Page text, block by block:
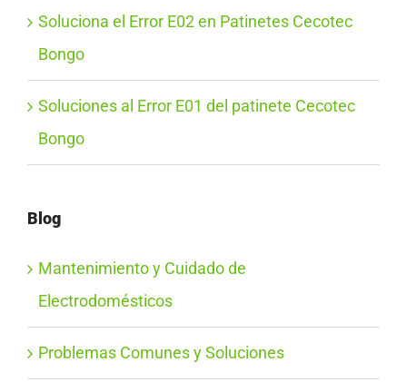
Soluciona el Error E02 en Patinetes Cecotec
Bongo
Soluciones al Error E01 del patinete Cecotec
Bongo
Blog
Mantenimiento y Cuidado de
Electrodomésticos
Problemas Comunes y Soluciones